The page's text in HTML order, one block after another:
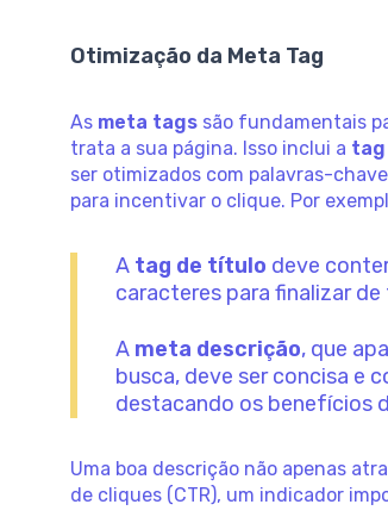
Otimização da Meta Tag
As meta tags são fundamentais
trata a sua página. Isso inclui a
ser otimizados com palavras-
para incentivar o clique. Por
A tag de título deve
caracteres para finalizar
A meta descrição, que
busca, deve ser concisa e
destacando os benefícios
Uma boa descrição não apenas
de cliques (CTR), um indicador